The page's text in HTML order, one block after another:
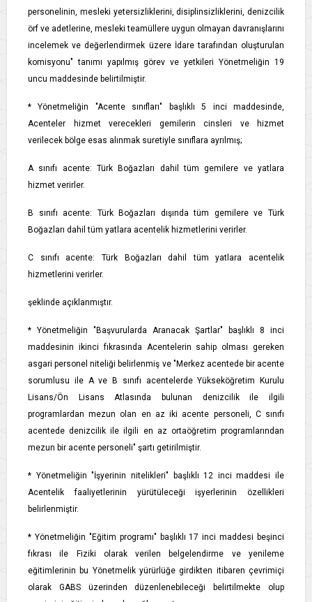
personelinin, mesleki yetersizliklerini, disiplinsizliklerini, denizcilik
örf ve adetlerine, mesleki teamüllere uygun olmayan davranışlarını
incelemek ve değerlendirmek üzere İdare tarafından oluşturulan
komisyonu" tanımı yapılmış görev ve yetkileri Yönetmeliğin 19
uncu maddesinde belirtilmiştir.
* Yönetmeliğin "Acente sınıfları" başlıklı 5 inci maddesinde,
Acenteler hizmet verecekleri gemilerin cinsleri ve hizmet
verilecek bölge esas alınmak suretiyle sınıflara ayrılmış;
A sınıfı acente: Türk Boğazları dahil tüm gemilere ve yatlara
hizmet verirler.
B sınıfı acente: Türk Boğazları dışında tüm gemilere ve Türk
Boğazları dahil tüm yatlara acentelik hizmetlerini verirler.
C sınıfı acente: Türk Boğazları dahil tüm yatlara acentelik
hizmetlerini verirler.
şeklinde açıklanmıştır.
* Yönetmeliğin "Başvurularda Aranacak Şartlar" başlıklı 8 inci
maddesinin ikinci fıkrasında Acentelerin sahip olması gereken
asgari personel niteliği belirlenmiş ve "Merkez acentede bir acente
sorumlusu ile A ve B sınıfı acentelerde Yükseköğretim Kurulu
Lisans/Ön Lisans Atlasında bulunan denizcilik ile ilgili
programlardan mezun olan en az iki acente personeli, C sınıfı
acentede denizcilik ile ilgili en az ortaöğretim programlarından
mezun bir acente personeli" şartı getirilmiştir.
* Yönetmeliğin "İşyerinin nitelikleri" başlıklı 12 inci maddesi ile
Acentelik faaliyetlerinin yürütüleceği işyerlerinin özellikleri
belirlenmiştir.
* Yönetmeliğin "Eğitim programı" başlıklı 17 inci maddesi beşinci
fıkrası ile Fiziki olarak verilen belgelendirme ve yenileme
eğitimlerinin bu Yönetmelik yürürlüğe girdikten itibaren çevrimiçi
olarak GABS üzerinden düzenlenebileceği belirtilmekte olup